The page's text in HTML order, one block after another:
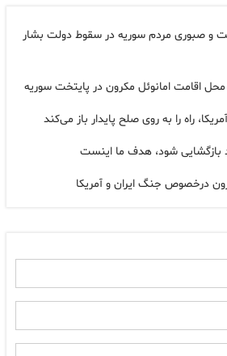
و صبوری مردم سوریه در سقوط دولت بشار
محل اقامت امانوئل مکرون در پایتخت سوریه
راه را به روی صلح پایدار باز می‌کند
بازگشایی شود، هدف ما اینست
درخصوص جنگ ایران و آمریکا